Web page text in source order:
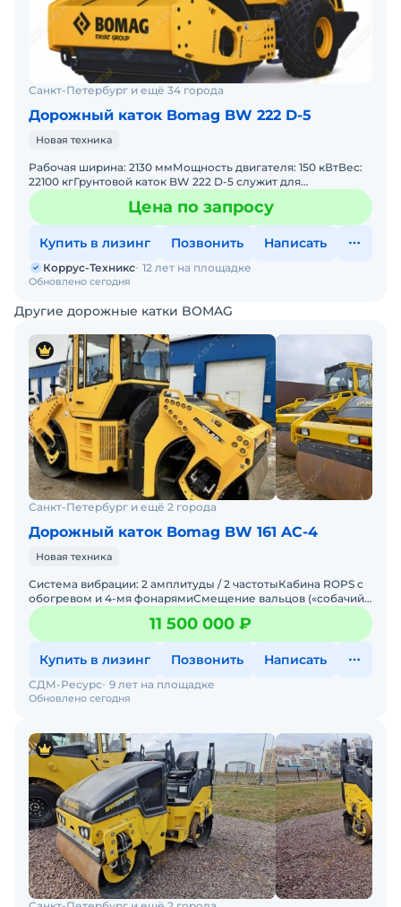
Санкт-Петербург и ещё 34 города
Дорожный каток Bomag BW 222 D-5
Новая техника
Рабочая ширина: 2130 ммМощность двигателя: 150 кВтВес:
22100 кгГрунтовой каток BW 222 D-5 служит для
крупномасштабных работ по уплотнению слоев засыпки
большой
Цена по запросу
Купить в лизинг Позвонить Написать
Обновлено сегодня
Коррус-Техникс 12 лет на площадке
Другие дорожные катки BOMAG
Санкт-Петербург и ещё 2 города
Дорожный каток Bomag BW 161 AC-4
Новая техника
Система вибрации: 2 амплитуды / 2 частотыКабина ROPS с
обогревом и 4-мя фонарямиСмещение вальцов («собачий
ход») вправо / влево 170 ммАвтоматическая
11 500 000 ₽
Купить в лизинг Позвонить Написать
Обновлено сегодня
СДМ-Ресурс 9 лет на площадке